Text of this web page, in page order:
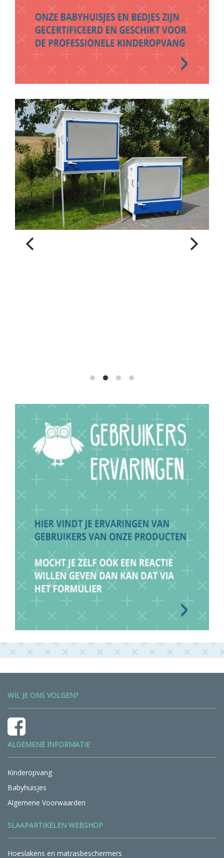
WIL JE ONS VOLGEN?
ALGEMENE INFORMATIE
Kinderopvang
Babyhuisjes
Algemene Voorwaarden
SLAAPARTIKELEN WEBSHOP
Hoeslakens en matrasbeschermers